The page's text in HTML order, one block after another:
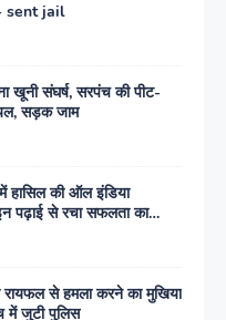
sent jail
खूनी संघर्ष, सरपंच की पीट-
सड़क जाम
हासिल की ऑल इंडिया
पढ़ाई से रचा सफलता का
रायफल से हमला करने का मुखिया
में जुटी पुलिस